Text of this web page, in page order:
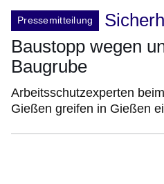
Pressemitteilung
Baustopp wegen
Baugrube
Arbeitsschutzexperten
Gießen greifen in Gießen